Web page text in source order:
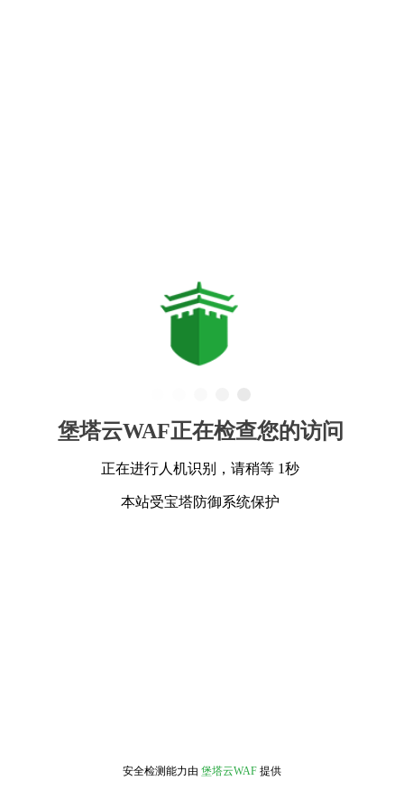
堡塔云WAF正在检查您的访问
正在进行人机识别，请稍等 1秒
本站受宝塔防御系统保护
安全检测能力由 堡塔云WAF 提供